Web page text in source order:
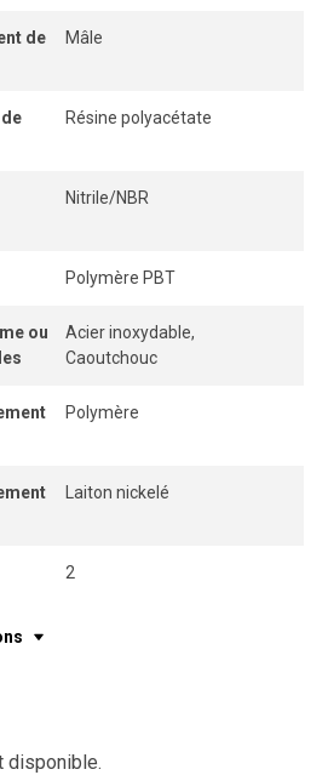
de
Mâle
Résine polyacétate
Nitrile/NBR
Polymère PBT
ou
Acier inoxydable,
Caoutchouc
Polymère
Laiton nickelé
2
disponible.